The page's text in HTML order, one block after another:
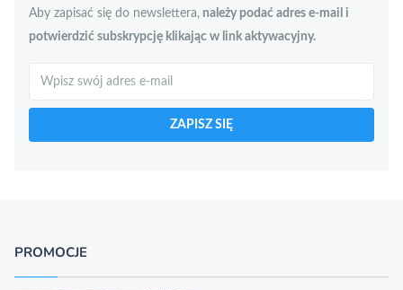
Aby zapisać się do newslettera, należy podać adres e-mail i
potwierdzić subskrypcję klikając w link aktywacyjny.
ZAPISZ SIĘ
PROMOCJE